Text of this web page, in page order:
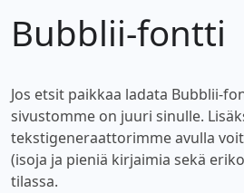
Bubblii-fontti
Jos etsit paikkaa ladata Bubblii-
sivustomme on juuri sinulle.
tekstigeneraattorimme avulla
(isoja ja pieniä kirjaimia sekä
tilassa.